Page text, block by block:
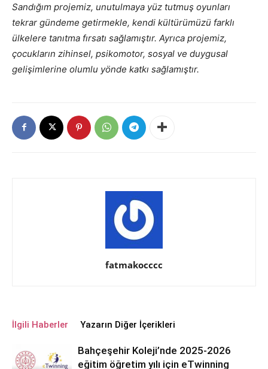
Sandığım projemiz, unutulmaya yüz tutmuş oyunları
tekrar gündeme getirmekle, kendi kültürümüzü farklı
ülkelere tanıtma fırsatı sağlamıştır. Ayrıca projemiz,
çocukların zihinsel, psikomotor, sosyal ve duygusal
gelişimlerine olumlu yönde katkı sağlamıştır.
fatmakocccc
İlgili Haberler Yazarın Diğer İçerikleri
Bahçeşehir Koleji’nde 2025-2026
eğitim öğretim yılı için eTwinning